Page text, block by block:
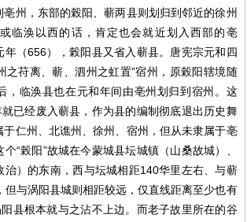
州，东部的榖阳、蕲两县则划归到邻近的徐州
临涣以西的话，肯定也会就近划入西部的亳
年（656），榖阳县又省入蕲县。唐宪宗元和四
之苻离、蕲、泗州之虹置”宿州，原榖阳辖境随
，临涣县也在元和年间由亳州划归到宿州。这
就已经废入蕲县，作为县的编制彻底退出历史舞
于仁州、北谯州、徐州、宿州，但从未隶属于亳
“榖阳”故城在今蒙城县坛城镇（山桑故城）、
治）的东南，西与坛城相距140华里左右、与蕲
但与涡阳县城则相距较远，仅直线距离至少也有
县根本就与之沾不上边。而老子故里所在的谷